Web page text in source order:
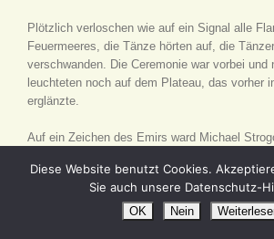
Plötzlich verloschen wie auf ein Signal alle
Feuermeeres, die Tänze hörten auf, die
verschwanden. Die Ceremonie war vorbei und
leuchteten noch auf dem Plateau, das vorher
erglänzte.
Auf ein Zeichen des Emirs ward Michael
»Blount, sagte Alcide Jolivet zu seinem
das Ende hiervon noch ansehen?
Diese Website benutzt Cookies.
Sie auch unsere Datenschutz-
OK Nein